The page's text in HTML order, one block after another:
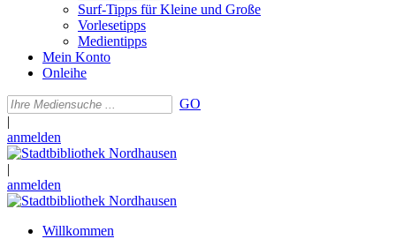
Surf-Tipps für Kleine und Große
Vorlesetipps
Medientipps
Mein Konto
Onleihe
GO
|
anmelden
|
anmelden
Willkommen